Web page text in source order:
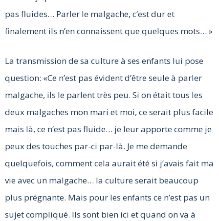
pas fluides… Parler le malgache, c’est dur et
finalement ils n’en connaissent que quelques mots… »
La transmission de sa culture à ses enfants lui pose
question: «Ce n’est pas évident d’être seule à parler
malgache, ils le parlent très peu. Si on était tous les
deux malgaches mon mari et moi, ce serait plus facile
mais là, ce n’est pas fluide… je leur apporte comme je
peux des touches par-ci par-là. Je me demande
quelquefois, comment cela aurait été si j’avais fait ma
vie avec un malgache… la culture serait beaucoup
plus prégnante. Mais pour les enfants ce n’est pas un
sujet compliqué. Ils sont bien ici et quand on va à